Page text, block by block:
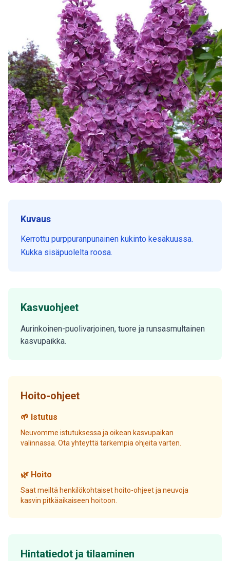
Kuvaus
Kerrottu purppuranpunainen kukinto kesäkuussa.
Kukka sisäpuolelta roosa.
Kasvuohjeet
Aurinkoinen-puolivarjoinen, tuore ja runsasmultainen
kasvupaikka.
Hoito-ohjeet
🌱 Istutus
Neuvomme istutuksessa ja oikean kasvupaikan
valinnassa. Ota yhteyttä tarkempia ohjeita varten.
🌿 Hoito
Saat meiltä henkilökohtaiset hoito-ohjeet ja neuvoja
kasvin pitkäaikaiseen hoitoon.
Hintatiedot ja tilaaminen